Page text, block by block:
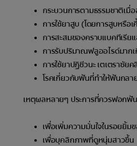
กระบวนการตามธรรมชาติเมื่
การใช้ยาสูบ (โดยการสูบหรือ
การสะสมของคราบแบคทีเรีย
การรับปริมาณฟลูออไรด์มาก
การใช้ยาปฏิชีวนะ เตเตราซัยค
โรคเกี่ยวกับฟันที่ทำให้ฟันกลา
เหตุผลหลายๆ ประการที่ควรฟอกฟั
เพื่อเพิ่มความมั่นใจในรอยยิ้
เพื่อบุคลิกภาพที่ดูหนุ่มสาวขึ้น